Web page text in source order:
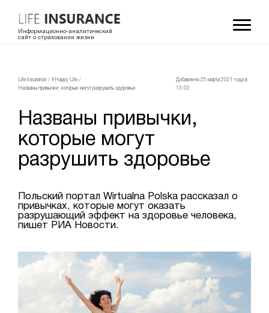
Информационно-аналитический
сайт о страховании жизни
LifeInsurance / #Happy Life /
Названы привычки, которые могут разрушить здоровье
Добавлено 25 мартa 2021 года в
13:03
Названы привычки,
которые могут
разрушить здоровье
Польский портал Wirtualna Polska рассказал о
привычках, которые могут оказать
разрушающий эффект на здоровье человека,
пишет РИА Новости.